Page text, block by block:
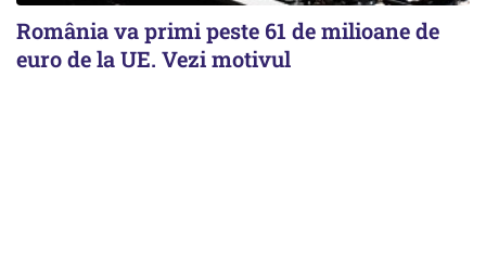
România va primi peste 61 de milioane de
euro de la UE. Vezi motivul